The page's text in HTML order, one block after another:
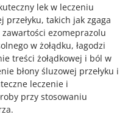
lek w leczeniu
takich jak zgaga
ezomeprazolu
w żołądku, łagodzi
treści żołądkowej i ból w
błony śluzowej przełyku i
leczenie i
przy stosowaniu